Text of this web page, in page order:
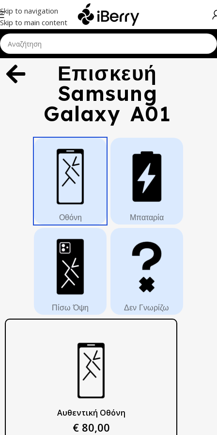
Skip to navigation
Skip to main content
Επισκευή
Samsung
Galaxy A01
Οθόνη Μπαταρία
Πίσω Όψη Δεν Γνωρίζω
Αυθεντική Οθόνη
€ 80,00